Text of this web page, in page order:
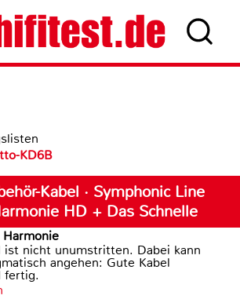
KD6B
Kabel · Symphonic Line
HD + Das Schnelle
ist nicht unumstritten. Dabei kann
angehen: Gute Kabel
fertig.